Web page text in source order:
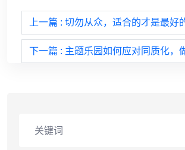
上一篇 : 切勿从众，适合的才是最好
下一篇 : 主题乐园如何应对同质化，做到“我